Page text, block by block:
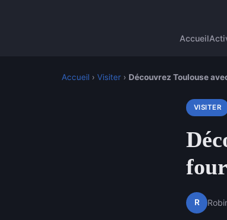
Accueil
Accueil › Visiter › Découvrez Toulouse
VISITER
R